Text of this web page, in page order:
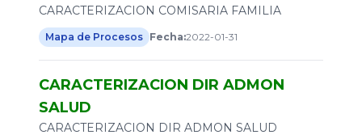
CARACTERIZACION COMISARIA FAMILIA
Mapa de Procesos Fecha:2022-01-31
CARACTERIZACION DIR ADMON
SALUD
CARACTERIZACION DIR ADMON SALUD